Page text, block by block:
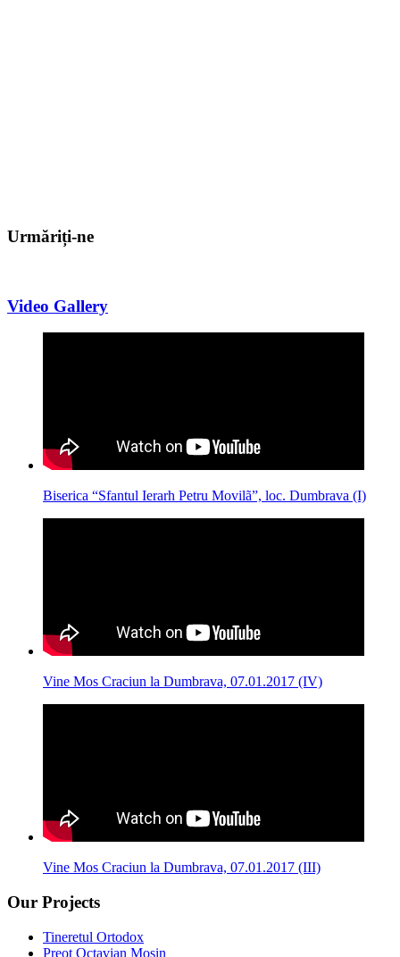
Urmăriți-ne
Video Gallery
Biserica “Sfantul Ierarh Petru Movilã”, loc. Dumbrava (I)
Vine Mos Craciun la Dumbrava, 07.01.2017 (IV)
Vine Mos Craciun la Dumbrava, 07.01.2017 (III)
Our Projects
Tineretul Ortodox
Preot Octavian Moșin